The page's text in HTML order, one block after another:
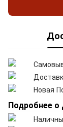
Новая
Подробнее о